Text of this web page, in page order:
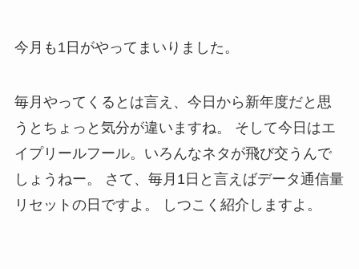
今月も1日がやってまいりました。
毎月やってくるとは言え、今日から新年度だと思
うとちょっと気分が違いますね。 そして今日はエ
イプリールフール。いろんなネタが飛び交うんで
しょうねー。 さて、毎月1日と言えばデータ通信量
リセットの日ですよ。 しつこく紹介しますよ。